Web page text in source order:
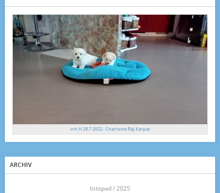
vrh H 29.7.2022 - Charlotte Ráj Karpat
ARCHIV
listopad / 2025